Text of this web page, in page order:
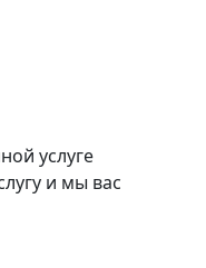
услуге
и мы вас